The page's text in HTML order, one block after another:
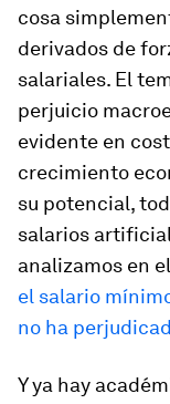
cosa
derivados de
salariales. El
perjuicio
evidente en
crecimiento
su potencial,
salarios
analizamos en
el salario
no ha
Y ya hay